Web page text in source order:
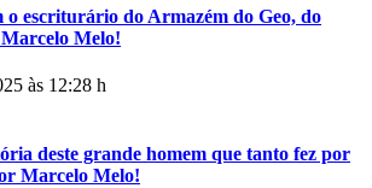
o escriturário do Armazém do Geo, do
Melo!
às 12:28 h
deste grande homem que tanto fez por
Marcelo Melo!